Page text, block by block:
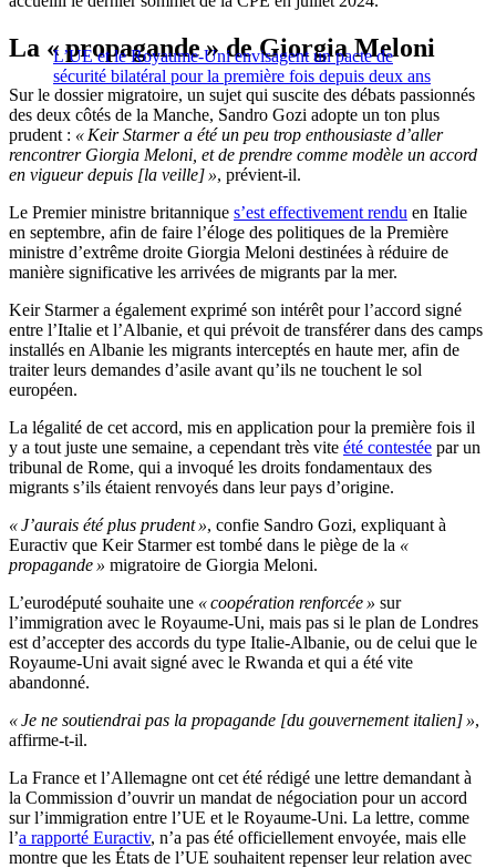
L’UE et le Royaume-Uni envisagent un pacte de
sécurité bilatéral pour la première fois depuis deux ans
La « propagande » de Giorgia Meloni
Sur le dossier migratoire, un sujet qui suscite des débats passionnés
des deux côtés de la Manche, Sandro Gozi adopte un ton plus
prudent : « Keir Starmer a été un peu trop enthousiaste d’aller
rencontrer Giorgia Meloni, et de prendre comme modèle un accord
en vigueur depuis [la veille] », prévient-il.
Le Premier ministre britannique s’est effectivement rendu en Italie
en septembre, afin de faire l’éloge des politiques de la Première
ministre d’extrême droite Giorgia Meloni destinées à réduire de
manière significative les arrivées de migrants par la mer.
Keir Starmer a également exprimé son intérêt pour l’accord signé
entre l’Italie et l’Albanie, et qui prévoit de transférer dans des camps
installés en Albanie les migrants interceptés en haute mer, afin de
traiter leurs demandes d’asile avant qu’ils ne touchent le sol
européen.
La légalité de cet accord, mis en application pour la première fois il
y a tout juste une semaine, a cependant très vite été contestée par un
tribunal de Rome, qui a invoqué les droits fondamentaux des
migrants s’ils étaient renvoyés dans leur pays d’origine.
« J’aurais été plus prudent », confie Sandro Gozi, expliquant à
Euractiv que Keir Starmer est tombé dans le piège de la «
propagande » migratoire de Giorgia Meloni.
L’eurodéputé souhaite une « coopération renforcée » sur
l’immigration avec le Royaume-Uni, mais pas si le plan de Londres
est d’accepter des accords du type Italie-Albanie, ou de celui que le
Royaume-Uni avait signé avec le Rwanda et qui a été vite
abandonné.
« Je ne soutiendrai pas la propagande [du gouvernement italien] »,
affirme-t-il.
La France et l’Allemagne ont cet été rédigé une lettre demandant à
la Commission d’ouvrir un mandat de négociation pour un accord
sur l’immigration entre l’UE et le Royaume-Uni. La lettre, comme
l’a rapporté Euractiv, n’a pas été officiellement envoyée, mais elle
montre que les États de l’UE souhaitent repenser leur relation avec